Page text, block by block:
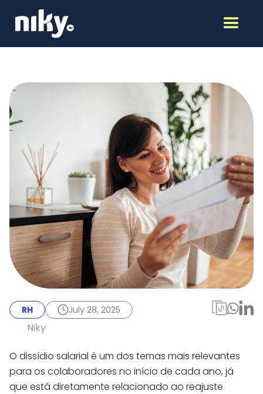
Dissídio salarial:
entenda os tipos,
quando sai e como
calcular
RH July 28, 2025
Niky
O dissídio salarial é um dos temas mais relevantes
para os colaboradores no início de cada ano, já
que está diretamente relacionado ao reajuste